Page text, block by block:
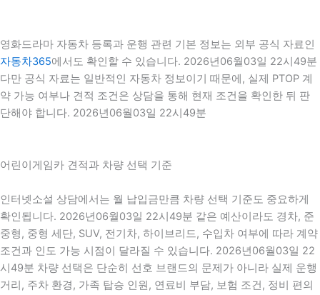
영화드라마 자동차 등록과 운행 관련 기본 정보는 외부 공식 자료인
자동차365에서도 확인할 수 있습니다. 2026년06월03일 22시49분
다만 공식 자료는 일반적인 자동차 정보이기 때문에, 실제 PTOP 계
약 가능 여부나 견적 조건은 상담을 통해 현재 조건을 확인한 뒤 판
단해야 합니다. 2026년06월03일 22시49분
어린이게임카 견적과 차량 선택 기준
인터넷소설 상담에서는 월 납입금만큼 차량 선택 기준도 중요하게
확인됩니다. 2026년06월03일 22시49분 같은 예산이라도 경차, 준
중형, 중형 세단, SUV, 전기차, 하이브리드, 수입차 여부에 따라 계약
조건과 인도 가능 시점이 달라질 수 있습니다. 2026년06월03일 22
시49분 차량 선택은 단순히 선호 브랜드의 문제가 아니라 실제 운행
거리, 주차 환경, 가족 탑승 인원, 연료비 부담, 보험 조건, 정비 편의